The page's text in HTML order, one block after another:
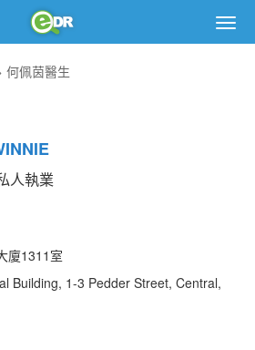
何佩茵醫生
人執業
廈1311室
Building, 1-3 Pedder Street, Central,